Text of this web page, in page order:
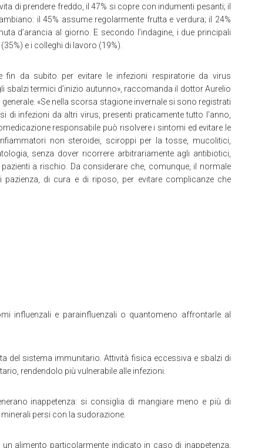
di prendere freddo, il 47% si copre con indumenti pesanti; il
il 45% assume regolarmente frutta e verdura; il 24%
d’arancia al giorno. E secondo l’indagine, i due principali
e i colleghi di lavoro (19%).
fin da subito per evitare le infezioni respiratorie da virus
termici d’inizio autunno», raccomanda il dottor Aurelio
«Se nella scorsa stagione invernale si sono registrati
infezioni da altri virus, presenti praticamente tutto l’anno,
responsabile può risolvere i sintomi ed evitare le
non steroidei, sciroppi per la tosse, mucolitici,
senza dover ricorrere arbitrariamente agli antibiotici,
a rischio. Da considerare che, comunque, il normale
di cura e di riposo, per evitare complicanze che
influenzali e parainfluenzali o quantomeno affrontarle al
del sistema immunitario. Attività fisica eccessiva e sbalzi di
rendendolo più vulnerabile alle infezioni.
inappetenza: si consiglia di mangiare meno e più di
persi con la sudorazione.
alimento particolarmente indicato in caso di inappetenza,